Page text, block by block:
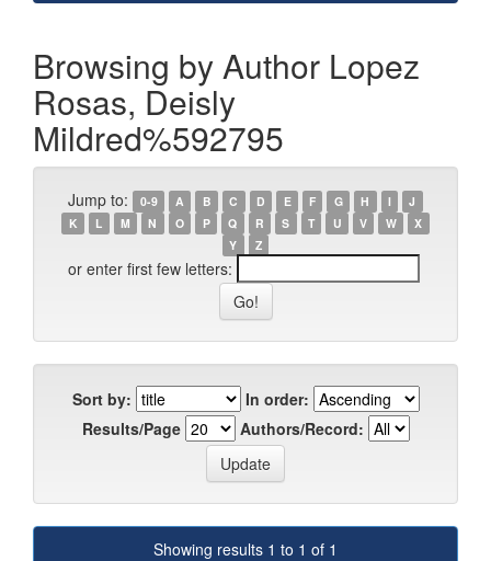
Browsing by Author Lopez
Rosas, Deisly
Mildred%592795
Jump to: 0-9 A B C D E F G H I
J
K
L M N O P Q R S T U V W
X
Y
Z
or enter first few letters:
Sort by:
In order:
Results/Page
Authors/Record:
Showing results 1 to 1 of 1